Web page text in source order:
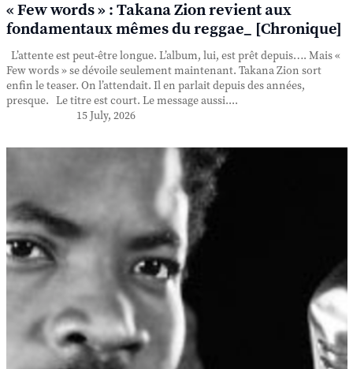
« Few words » : Takana Zion revient aux
fondamentaux mêmes du reggae_ [Chronique]
L’attente est peut-être longue. L’album, lui, est prêt depuis…. Mais «
Few words » se dévoile seulement maintenant. Takana Zion sort
enfin le teaser. On l’attendait. Il en parlait depuis des années,
presque. Le titre est court. Le message aussi....
15 July, 2026